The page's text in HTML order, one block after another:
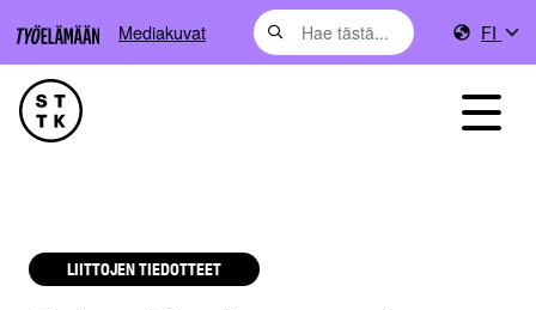
Mediakuvat FI
LIITTOJEN TIEDOTTEET